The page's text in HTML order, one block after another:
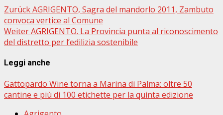
Beitragsnavigation
ZurückAGRIGENTO, Sagra del mandorlo 2011, Zambuto
convoca vertice al Comune
WeiterAGRIGENTO. La Provincia punta al riconoscimento
del distretto per l’edilizia sostenibile
Leggi anche
Gattopardo Wine torna a Marina di Palma: oltre 50
cantine e più di 100 etichette per la quinta edizione